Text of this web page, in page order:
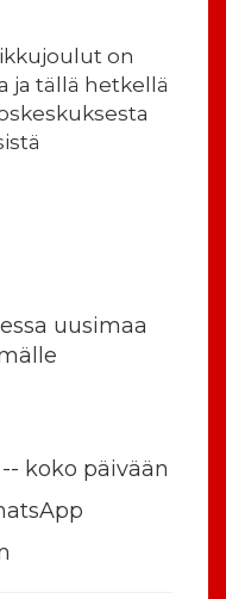
on
ja tällä hetkellä
uusimaa
koko päivään